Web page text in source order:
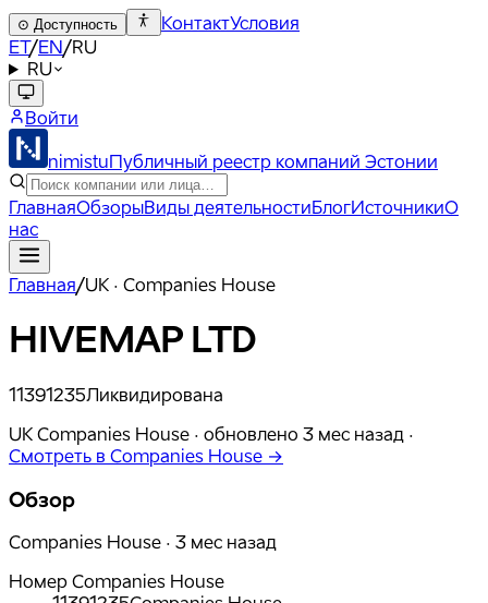
⊙ Доступность КонтактУсловия
ET/EN/RU
RU
Войти
nimistuПубличный реестр компаний Эстонии
ГлавнаяОбзорыВиды деятельностиБлогИсточникиО
нас
Главная/UK · Companies House
HIVEMAP LTD
11391235Ликвидирована
UK Companies House · обновлено 3 мес назад ·
Смотреть в Companies House →
Обзор
Companies House · 3 мес назад
Номер Companies House